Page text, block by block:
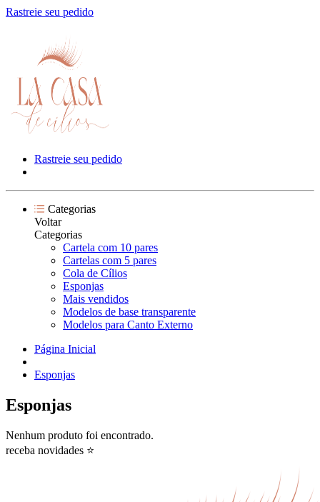
Rastreie seu pedido
Rastreie seu pedido
Categorias
Voltar
Categorias
Cartela com 10 pares
Cartelas com 5 pares
Cola de Cílios
Esponjas
Mais vendidos
Modelos de base transparente
Modelos para Canto Externo
Página Inicial
Esponjas
Esponjas
Nenhum produto foi encontrado.
receba novidades ⭐